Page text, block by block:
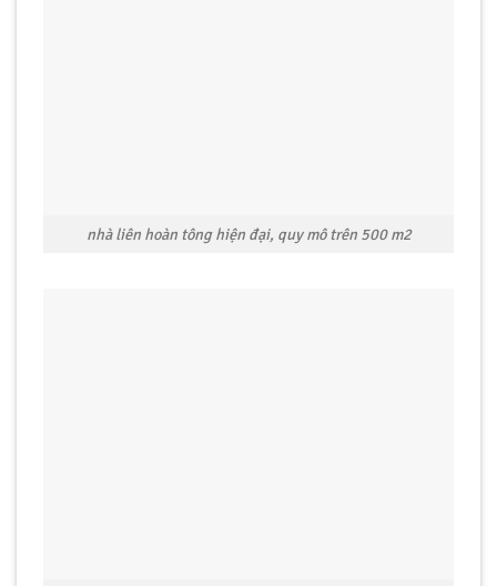
nhà liên hoàn tông hiện đại, quy mô trên 500 m2